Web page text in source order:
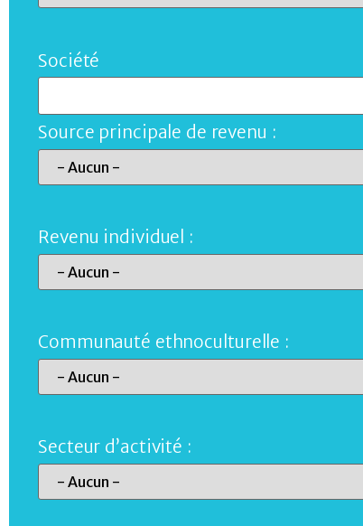
Société
Source principale de revenu :
Revenu individuel :
Communauté ethnoculturelle :
Secteur d’activité :